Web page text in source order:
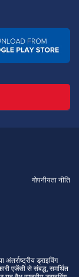
गोपनीयता नीति
अंतर्राष्ट्रीय ड्राइविंग
एजेंसी से संबद्ध, समर्थित